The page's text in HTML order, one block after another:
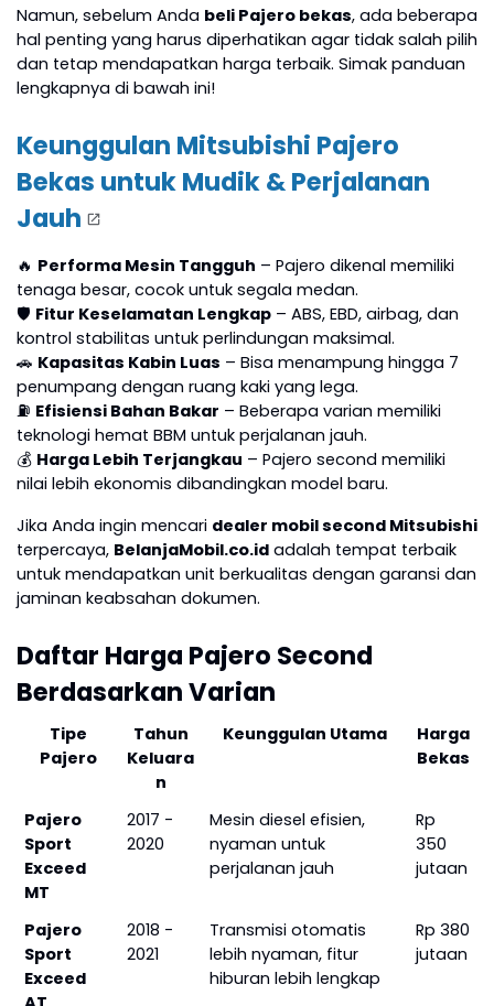
Namun, sebelum Anda beli Pajero bekas, ada beberapa
hal penting yang harus diperhatikan agar tidak salah pilih
dan tetap mendapatkan harga terbaik. Simak panduan
lengkapnya di bawah ini!
Keunggulan Mitsubishi Pajero
Bekas untuk Mudik & Perjalanan
Jauh
🔥 Performa Mesin Tangguh – Pajero dikenal memiliki
tenaga besar, cocok untuk segala medan.
🛡 Fitur Keselamatan Lengkap – ABS, EBD, airbag, dan
kontrol stabilitas untuk perlindungan maksimal.
🚗 Kapasitas Kabin Luas – Bisa menampung hingga 7
penumpang dengan ruang kaki yang lega.
⛽ Efisiensi Bahan Bakar – Beberapa varian memiliki
teknologi hemat BBM untuk perjalanan jauh.
💰 Harga Lebih Terjangkau – Pajero second memiliki
nilai lebih ekonomis dibandingkan model baru.
Jika Anda ingin mencari dealer mobil second Mitsubishi
terpercaya, BelanjaMobil.co.id adalah tempat terbaik
untuk mendapatkan unit berkualitas dengan garansi dan
jaminan keabsahan dokumen.
Daftar Harga Pajero Second
Berdasarkan Varian
Tipe
Pajero
Tahun
Keluara
n
Keunggulan Utama
Harga
Bekas
Pajero
Sport
Exceed
MT
2017 -
2020
Mesin diesel efisien,
nyaman untuk
perjalanan jauh
Rp
350
jutaan
Pajero
Sport
Exceed
2018 -
2021
Transmisi otomatis
lebih nyaman, fitur
hiburan lebih lengkap
Rp 380
jutaan